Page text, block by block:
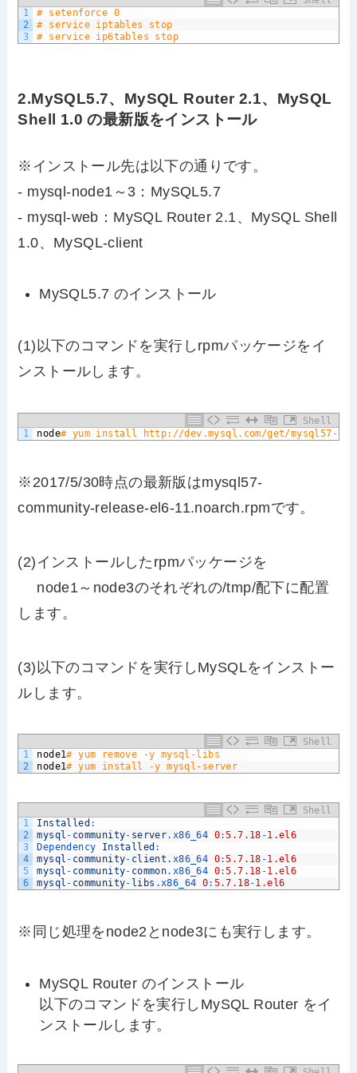
1
2
3
# setenforce 0
# service iptables stop
# service ip6tables stop
2.MySQL5.7、MySQL Router 2.1、MySQL
Shell 1.0 の最新版をインストール
※インストール先は以下の通りです。
- mysql-node1～3：MySQL5.7
- mysql-web：MySQL Router 2.1、MySQL Shell
1.0、MySQL-client
MySQL5.7 のインストール
(1)以下のコマンドを実行しrpmパッケージをイ
ンストールします。
Shell
1
node# yum install http://dev.mysql.com/get/mysql57-
※2017/5/30時点の最新版はmysql57-
community-release-el6-11.noarch.rpmです。
(2)インストールしたrpmパッケージを
node1～node3のそれぞれの/tmp/配下に配置
します。
(3)以下のコマンドを実行しMySQLをインストー
ルします。
Shell
1
2
node1# yum remove -y mysql-libs
node1# yum install -y mysql-server
Shell
1
2
3
4
5
6
Installed :
mysql - community- server.x86_64 0:5.7.18 -1.el6
Dependency Installed :
mysql - community- client .x86_64 0:5.7.18 -1.el6
mysql - community- common.x86_64 0:5.7.18 -1.el6
mysql - community- libs .x86_64 0: 5.7.18-1.el6
※同じ処理をnode2とnode3にも実行します。
MySQL Router のインストール
以下のコマンドを実行しMySQL Router をイ
ンストールします。